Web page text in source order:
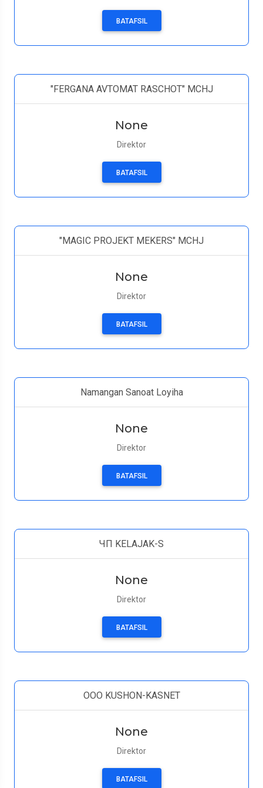
BATAFSIL
"FERGANA AVTOMAT RASCHOT" MCHJ
None
Direktor
BATAFSIL
"MAGIC PROJEKT MEKERS" MCHJ
None
Direktor
BATAFSIL
Namangan Sanoat Loyiha
None
Direktor
BATAFSIL
ЧП KELAJAK-S
None
Direktor
BATAFSIL
OOO KUSHON-KASNET
None
Direktor
BATAFSIL